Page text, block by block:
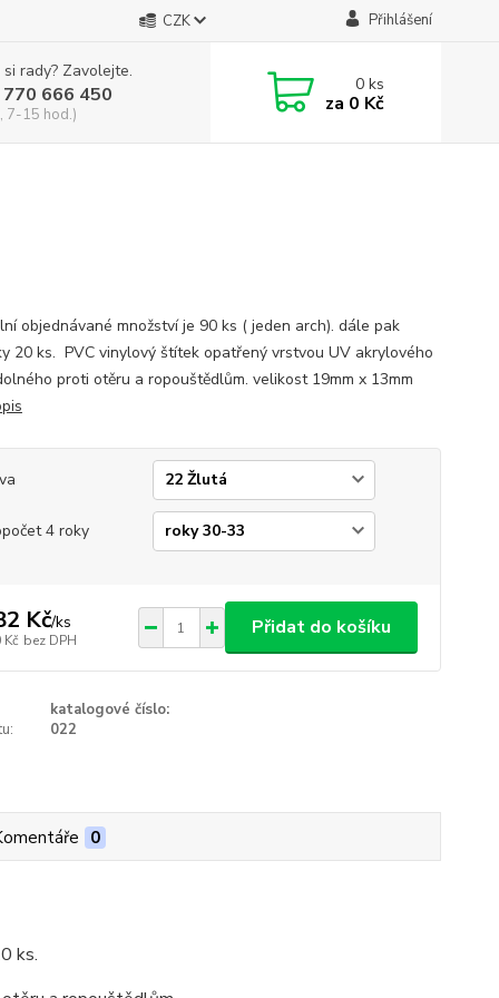
CZK Přihlášení
rady? Zavolejte.
666 450
7-15 hod.)
0ks
za 0 Kč
objednávané množství je 90 ks ( jeden arch). dále pak
20 ks. PVC vinylový štítek opatřený vrstvou UV akrylového
proti otěru a ropouštědlům. velikost 19mm x 13mm
4 roky
Kč/ks
Kč bez DPH
Přidat do košíku
katalogové číslo:
022
0
ks.